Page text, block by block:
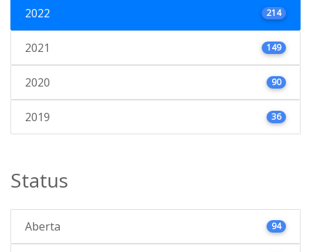
2022 214
2021 149
2020 90
2019 36
Status
Aberta 94